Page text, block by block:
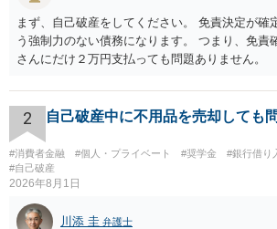
まず、自己破産をしてください。 免責決定が確
う強制力のない債務になります。 つまり、免責
さんにだけ２万円支払っても問題ありません。
2 自己破産中に不用品を売却しても
#消費者金融 #個人・プライベート #奨学金 #銀行借り
#自己破産
2026年8月1日
川添 圭 弁護士